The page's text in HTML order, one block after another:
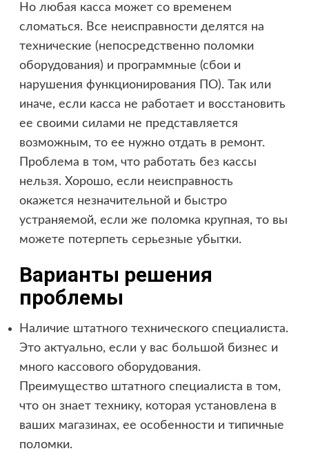
Но любая касса может со временем
сломаться. Все неисправности делятся на
технические (непосредственно поломки
оборудования) и программные (сбои и
нарушения функционирования ПО). Так или
иначе, если касса не работает и восстановить
ее своими силами не представляется
возможным, то ее нужно отдать в ремонт.
Проблема в том, что работать без кассы
нельзя. Хорошо, если неисправность
окажется незначительной и быстро
устраняемой, если же поломка крупная, то вы
можете потерпеть серьезные убытки.
Варианты решения
проблемы
Наличие штатного технического специалиста.
Это актуально, если у вас большой бизнес и
много кассового оборудования.
Преимущество штатного специалиста в том,
что он знает технику, которая установлена в
ваших магазинах, ее особенности и типичные
поломки.